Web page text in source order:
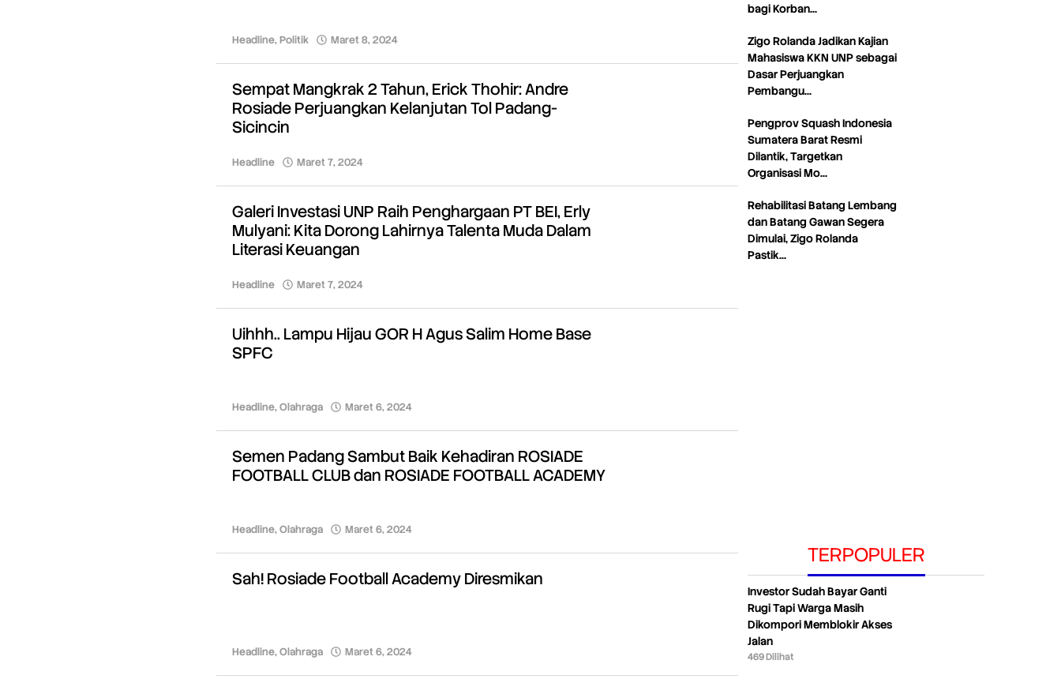
Headline,Politik Maret 8, 2024
Sempat Mangkrak 2 Tahun, Erick Thohir: Andre
Rosiade Perjuangkan Kelanjutan Tol Padang-
Sicincin
Headline Maret 7, 2024
Galeri Investasi UNP Raih Penghargaan PT BEI, Erly
Mulyani: Kita Dorong Lahirnya Talenta Muda Dalam
Literasi Keuangan
Headline Maret 7, 2024
Uihhh.. Lampu Hijau GOR H Agus Salim Home Base
SPFC
Headline,Olahraga Maret 6, 2024
Semen Padang Sambut Baik Kehadiran ROSIADE
FOOTBALL CLUB dan ROSIADE FOOTBALL ACADEMY
Headline,Olahraga Maret 6, 2024
Sah! Rosiade Football Academy Diresmikan
Headline,Olahraga Maret 6, 2024
bagi Korban…
Zigo Rolanda Jadikan Kajian
Mahasiswa KKN UNP sebagai
Dasar Perjuangkan
Pembangu…
Pengprov Squash Indonesia
Sumatera Barat Resmi
Dilantik, Targetkan
Organisasi Mo…
Rehabilitasi Batang Lembang
dan Batang Gawan Segera
Dimulai, Zigo Rolanda
Pastik…
TERPOPULER
Investor Sudah Bayar Ganti
Rugi Tapi Warga Masih
Dikompori Memblokir Akses
Jalan
469 Dilihat